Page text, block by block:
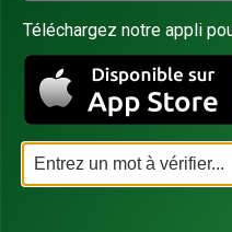
Téléchargez notre appli